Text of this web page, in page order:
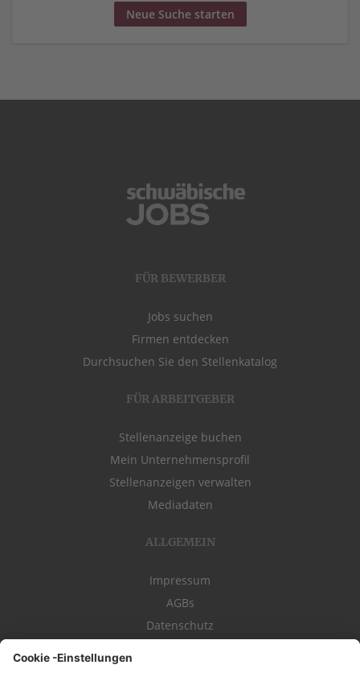
Neue Suche starten
FÜR BEWERBER
Jobs suchen
Firmen entdecken
Durchsuchen Sie den Stellenkatalog
FÜR ARBEITGEBER
Stellenanzeige buchen
Mein Unternehmensprofil
Stellenanzeigen verwalten
Mediadaten
ALLGEMEIN
Impressum
AGBs
Datenschutz